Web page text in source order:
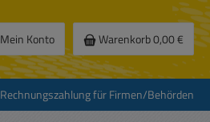
Mein Konto Warenkorb0,00 €
Rechnungszahlung für Firmen/Behörden